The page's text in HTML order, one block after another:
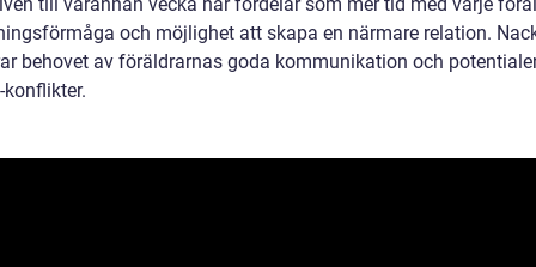
och möjlighet att skapa en närmare relation.
behovet av föräldrarnas goda kommunikation och